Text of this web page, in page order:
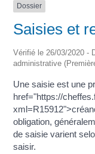
Dossier
Saisies et
Vérifié le 26/03/2020 -
administrative
Une saisie est une
href="https://
obligation,
de saisie varient
saisir.